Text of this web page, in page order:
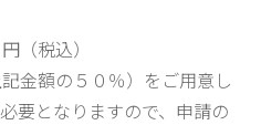
（税込）
金額の５０％）をご用意し
要となりますので、申請の